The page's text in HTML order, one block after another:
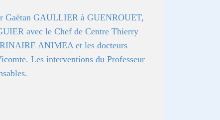
Gaëtan GAULLIER à GUENROUET,
avec le Chef de Centre Thierry
ANIMEA et les docteurs
Les interventions du Professeur